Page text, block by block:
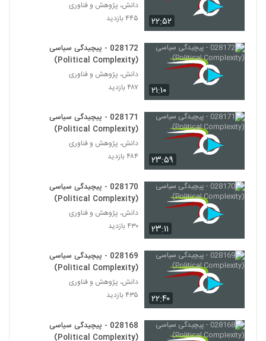
Ecology)
۴۹۸ بازدید
028180 - محیط زیست سیستم (Systems
Ecology)
171
Ecology)
۴۶۰ بازدید
Ecology)
۴۸۲ بازدید
028183 - محیط زیست سیستم (Systems
Ecology)
174
Ecology)
۴۸۳ بازدید
Ecology)
۵۴۷ بازدید
028186 - محیط زیست سیستم (Systems
۲۲:۵۲
دانش، پژوهش و فناوری
۴۴۵ بازدید
۲۱:۱۰
028172 - پیچیدگی سیاسی
(Political Complexity)
دانش، پژوهش و فناوری
۴۸۷ بازدید
۲۳:۵۹
028171 - پیچیدگی سیاسی
(Political Complexity)
دانش، پژوهش و فناوری
۴۸۴ بازدید
۲۳:۱۱
028170 - پیچیدگی سیاسی
(Political Complexity)
دانش، پژوهش و فناوری
۴۳۰ بازدید
۲۲:۴۰
028169 - پیچیدگی سیاسی
(Political Complexity)
دانش، پژوهش و فناوری
۴۳۵ بازدید
028168 - پیچیدگی سیاسی
(Political Complexity)